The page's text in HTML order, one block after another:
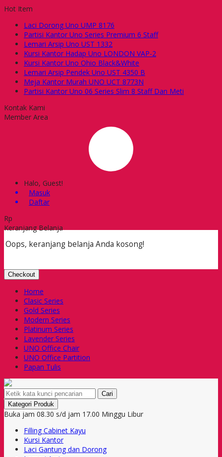
Hot Item
Laci Dorong Uno UMP 8176
Partisi Kantor Uno Series Premium 6 Staff
Lemari Arsip Uno UST 1332
Kursi Kantor Hadap Uno LONDON VAP-2
Kursi Kantor Uno Ohio Black&White
Lemari Arsip Pendek Uno UST 4350 B
Meja Kantor Murah UNO UCT 8773N
Partisi Kantor Uno 06 Series Slim 8 Staff Dan Meti
Kontak Kami
Member Area
Halo, Guest!
Masuk
Daftar
Rp
Keranjang Belanja
Oops, keranjang belanja Anda kosong!
Checkout
Home
Clasic Series
Gold Series
Modern Series
Platinum Series
Lavender Series
UNO Office Chair
UNO Office Partition
Papan Tulis
Cari
Kategori Produk
Buka jam 08.30 s/d jam 17.00 Minggu Libur
Filling Cabinet Kayu
Kursi Kantor
Laci Gantung dan Dorong